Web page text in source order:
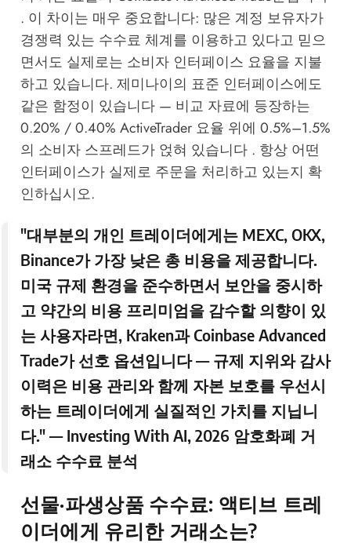
. 이 차이는 매우 중요합니다: 많은 계정 보유자가
경쟁력 있는 수수료 체계를 이용하고 있다고 믿으
면서도 실제로는 소비자 인터페이스 요율을 지불
하고 있습니다. 제미나이의 표준 인터페이스에도
같은 함정이 있습니다 — 비교 자료에 등장하는
0.20% / 0.40% ActiveTrader 요율 위에 0.5%–1.5%
의 소비자 스프레드가 얹혀 있습니다 . 항상 어떤
인터페이스가 실제로 주문을 처리하고 있는지 확
인하십시오.
"대부분의 개인 트레이더에게는 MEXC, OKX,
Binance가 가장 낮은 총 비용을 제공합니다.
미국 규제 환경을 준수하면서 보안을 중시하
고 약간의 비용 프리미엄을 감수할 의향이 있
는 사용자라면, Kraken과 Coinbase Advanced
Trade가 선호 옵션입니다 — 규제 지위와 감사
이력은 비용 관리와 함께 자본 보호를 우선시
하는 트레이더에게 실질적인 가치를 지닙니
다." — Investing With AI, 2026 암호화폐 거
래소 수수료 분석
선물·파생상품 수수료: 액티브 트레
이더에게 유리한 거래소는?